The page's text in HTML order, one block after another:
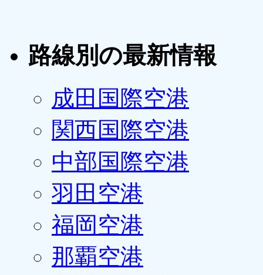
路線別の最新情報
成田国際空港
関西国際空港
中部国際空港
羽田空港
福岡空港
那覇空港